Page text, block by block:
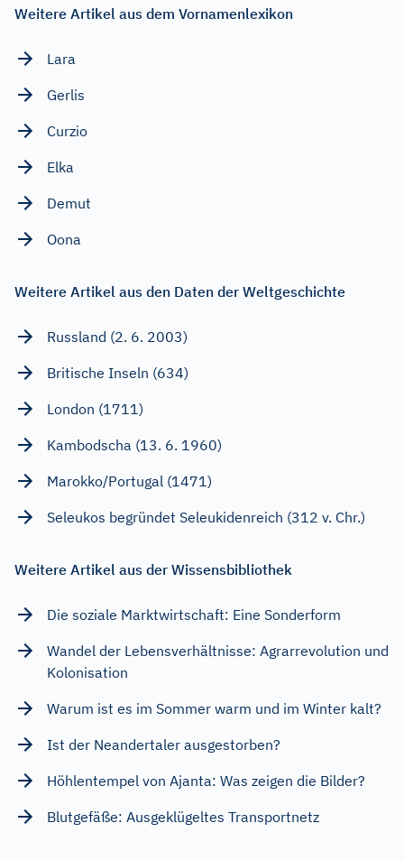
Weitere Artikel aus dem Vornamenlexikon
Lara
Gerlis
Curzio
Elka
Demut
Oona
Weitere Artikel aus den Daten der Weltgeschichte
Russland (2. 6. 2003)
Britische Inseln (634)
London (1711)
Kambodscha (13. 6. 1960)
Marokko/Portugal (1471)
Seleukos begründet Seleukidenreich (312 v. Chr.)
Weitere Artikel aus der Wissensbibliothek
Die soziale Marktwirtschaft: Eine Sonderform
Wandel der Lebensverhältnisse: Agrarrevolution und
Kolonisation
Warum ist es im Sommer warm und im Winter kalt?
Ist der Neandertaler ausgestorben?
Höhlentempel von Ajanta: Was zeigen die Bilder?
Blutgefäße: Ausgeklügeltes Transportnetz